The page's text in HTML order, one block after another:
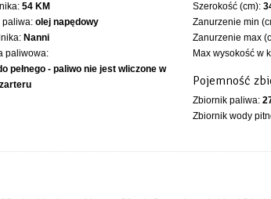
54 KM
paliwa: olej napędowy
Nanni
paliwowa:
pełnego - paliwo nie jest wliczone w
Szerokość (cm):
Zanurzenie min
Zanurzenie max
Max wysokość w
Pojemność
Zbiornik paliwa:
Zbiornik wody